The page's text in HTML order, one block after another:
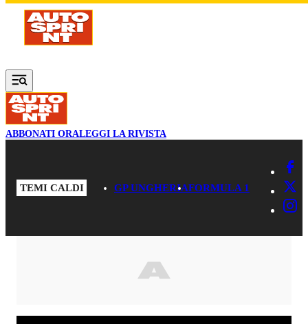
Vai al contenuto principale
ABBONATI ORALEGGI LA RIVISTA
TEMI CALDI GP UNGHERIAFORMULA 1